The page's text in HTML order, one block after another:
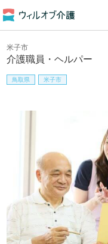
介護職員・ヘルパー
米子市
鳥取県 米子市